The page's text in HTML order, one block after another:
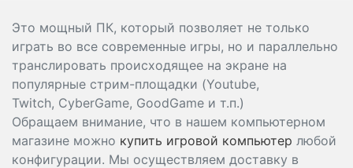
Это мощный ПК, который позволяет не только
играть во все современные игры, но и параллельно
транслировать происходящее на экране на
популярные стрим-площадки (Youtube,
Twitch, CyberGame, GoodGame и т.п.)
Обращаем внимание, что в нашем компьютерном
магазине можно купить игровой компьютер любой
конфигурации. Мы осуществляем доставку в